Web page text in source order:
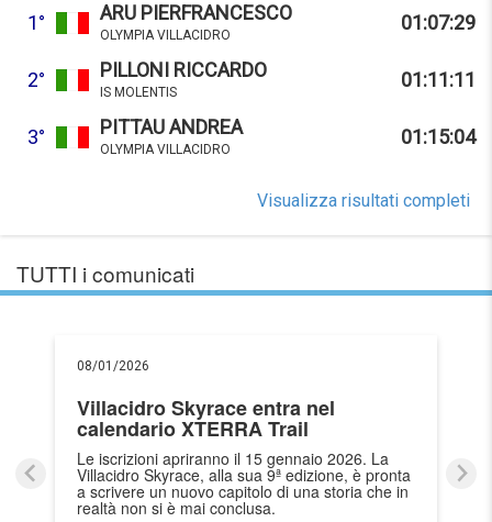
1° ARU PIERFRANCESCO
OLYMPIA VILLACIDRO
01:07:29
2° PILLONI RICCARDO
IS MOLENTIS
01:11:11
3° PITTAU ANDREA
OLYMPIA VILLACIDRO
01:15:04
Visualizza risultati completi
TUTTI i comunicati
08/01/2026
Villacidro Skyrace entra nel
calendario XTERRA Trail
Le iscrizioni apriranno il 15 gennaio 2026. La
Villacidro Skyrace, alla sua 9ª edizione, è pronta
a scrivere un nuovo capitolo di una storia che in
realtà non si è mai conclusa.